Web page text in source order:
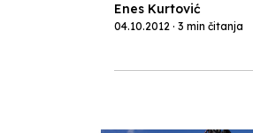
Enes Kurtović
04.10.2012 · 3 min čitanja